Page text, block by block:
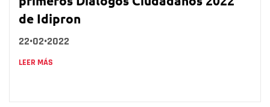
de Idipron
22•02•2022
LEER MÁS